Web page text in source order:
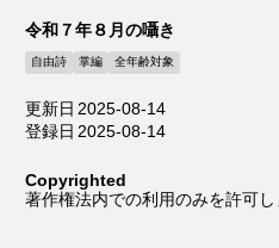
令和７年８月の囁き
自由詩 掌編 全年齢対象
更新日 2025-08-14
登録日 2025-08-14
Copyrighted
著作権法内での利用のみを許可し